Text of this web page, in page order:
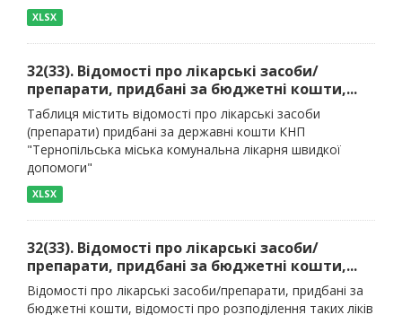
XLSX
32(33). Відомості про лікарські засоби/
препарати, придбані за бюджетні кошти,...
Таблиця містить відомості про лікарські засоби
(препарати) придбані за державні кошти КНП
"Тернопільська міська комунальна лікарня швидкої
допомоги"
XLSX
32(33). Відомості про лікарські засоби/
препарати, придбані за бюджетні кошти,...
Відомості про лікарські засоби/препарати, придбані за
бюджетні кошти, відомості про розподілення таких ліків